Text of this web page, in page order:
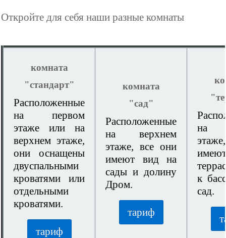
Откройте для себя наши разные комнаты
комната
"стандарт"
Расположенные
на первом
этаже или на
верхнем этаже,
они оснащены
двуспальными
кроватями или
отдельными
кроватями.
тариф
комната
"сад"
Расположенные
на верхнем
этаже, все они
имеют вид на
сады и долину
Дром.
тариф
на
к
сад.